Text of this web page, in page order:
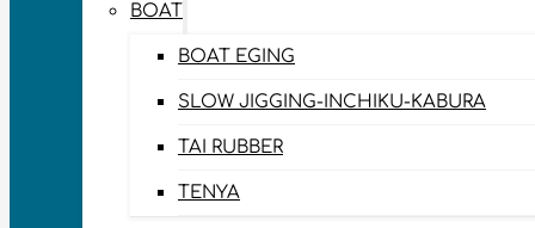
BOAT
BOAT EGING
SLOW JIGGING-INCHIKU-KABURA
TAI RUBBER
TENYA